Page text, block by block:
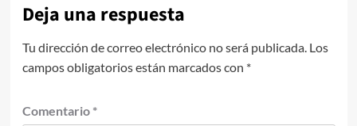
Deja una respuesta
Tu dirección de correo electrónico no será publicada. Los
campos obligatorios están marcados con *
Comentario *